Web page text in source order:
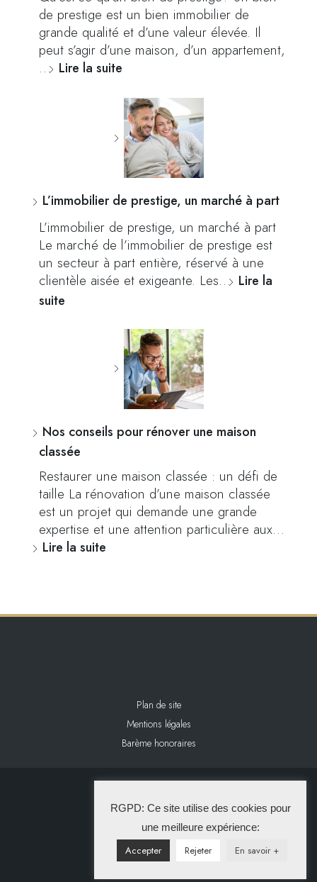
de prestige est un bien immobilier de
grande qualité et d’une valeur élevée. Il
peut s’agir d’une maison, d’un appartement,
… Lire la suite
L’immobilier de prestige, un marché à part
L’immobilier de prestige, un marché à part
Le marché de l’immobilier de prestige est
un secteur à part entière, réservé à une
clientèle aisée et exigeante. Les… Lire la
suite
Nos conseils pour rénover une maison
classée
Restaurer une maison classée : un défi de
taille La rénovation d’une maison classée
est un projet qui demande une grande
expertise et une attention particulière aux…
Lire la suite
Plan de site
Mentions légales
Barème honoraires
La Solution Immo
RGPD: Ce site utilise des cookies pour
une meilleure expérience:
Accepter Rejeter En savoir +